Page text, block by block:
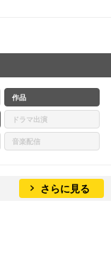
作品
ドラマ出演
音楽配信
さらに見る